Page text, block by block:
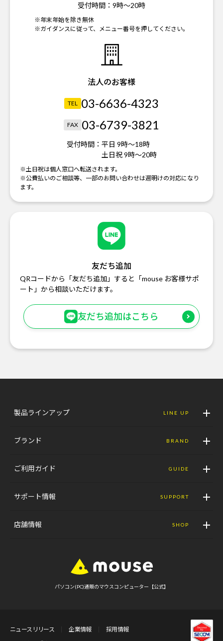
受付時間： 9時～20時
※年末年始を除き無休
※ガイダンスに従って、メニュー番号を押してください。
法人のお客様
TEL 03-6636-4323
FAX 03-6739-3821
受付時間： 平日 9時～18時
土日祝 9時～20時
※土日祝は個人窓口へ転送されます。
※公費払いのご相談等、一部のお問い合わせは週明けの対応になり
ます。
友だち追加
QRコードから「友だち追加」すると「mouse お客様サポ
ート」から相談いただけます。
友だち追加はこちら
製品ラインアップ LINE UP
ブランド BRAND
ご利用ガイド GUIDE
サポート情報 SUPPORT
店舗情報 SHOP
パソコン(PC)通販のマウスコンピューター【公式】
ニュースリリース 企業情報
採用情報